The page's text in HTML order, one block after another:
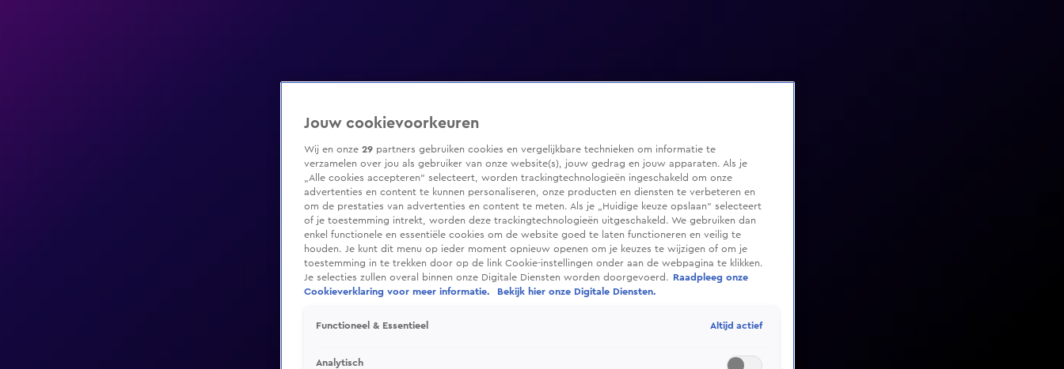
Jouw cookievoorkeuren
Wij en onze 29 partners gebruiken cookies en vergelijkbare technieken om informatie te
verzamelen over jou als gebruiker van onze website(s), jouw gedrag en jouw apparaten. Als je
„Alle cookies accepteren” selecteert, worden trackingtechnologieën ingeschakeld om onze
advertenties en content te kunnen personaliseren, onze producten en diensten te verbeteren en
om de prestaties van advertenties en content te meten. Als je „Huidige keuze opslaan” selecteert
of je toestemming intrekt, worden deze trackingtechnologieën uitgeschakeld. We gebruiken dan
enkel functionele en essentiële cookies om de website goed te laten functioneren en veilig te
houden. Je kunt dit menu op ieder moment opnieuw openen om je keuzes te wijzigen of om je
toestemming in te trekken door op de link Cookie-instellingen onder aan de webpagina te klikken.
Je selecties zullen overal binnen onze Digitale Diensten worden doorgevoerd.
Raadpleeg onze
Cookieverklaring voor meer informatie.
Bekijk hier onze Digitale Diensten.
Functioneel & Essentieel Altijd actief
Analytisch